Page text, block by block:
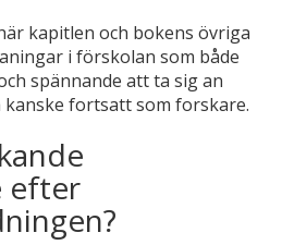
kapitlen och bokens övriga
i förskolan som både
spännande att ta sig an
fortsatt som forskare.
efter